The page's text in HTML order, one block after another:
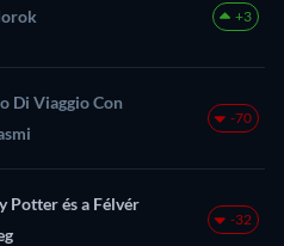
+3
Di Viaggio Con
-70
Potter és a Félvér
-32